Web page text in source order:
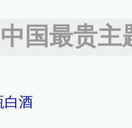
中国最贵主
白酒